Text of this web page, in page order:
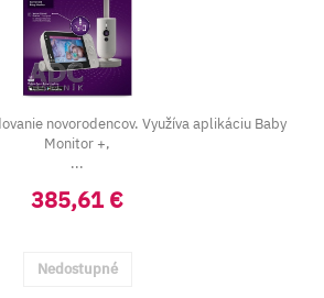
novorodencov. Využíva aplikáciu Baby
Monitor +,
...
385,61 €
Nedostupné